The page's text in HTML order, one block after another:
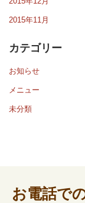
2015年11月
カテゴリー
お知らせ
メニュー
未分類
お電話で